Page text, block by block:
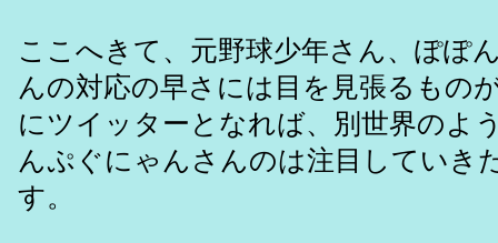
ここへきて、元野球少年さん、ぽぽ
んの対応の早さには目を見張るもの
にツイッターとなれば、別世界のよ
んぷぐにゃんさんのは注目していき
す。